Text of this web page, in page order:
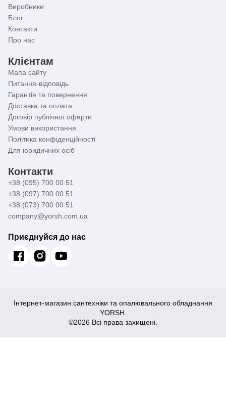
Виробники
Блог
Контакти
Про нас
Клієнтам
Мапа сайту
Питання-відповідь
Гарантія та повернення
Доставка та оплата
Договір публічної оферти
Умови використання
Політика конфіденційності
Для юридичних осіб
Контакти
+38 (095) 700 00 51
+38 (097) 700 00 51
+38 (073) 700 00 51
company@yorsh.com.ua
Приєднуйся до нас
Інтернет-магазин сантехніки та опалювального обладнання
YORSH.
©2026 Всі права захищені.